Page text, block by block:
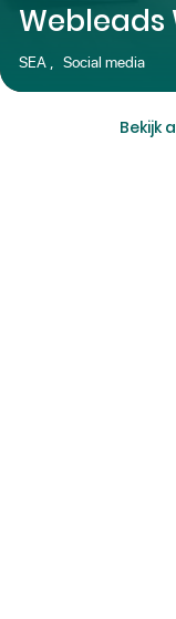
Webleads
SEA Social media
Bekijk